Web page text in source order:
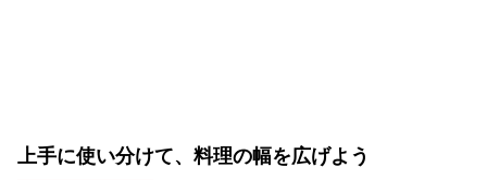
上手に使い分けて、料理の幅を広げよう